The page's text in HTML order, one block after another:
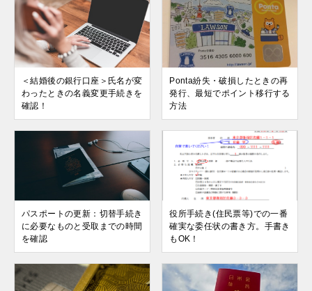
＜結婚後の銀行口座＞氏名が変
わったときの名義変更手続きを
確認！
Ponta紛失・破損したときの再
発行、最短でポイント移行する
方法
パスポートの更新：切替手続き
に必要なものと受取までの時間
を確認
役所手続き(住民票等)での一番
確実な委任状の書き方。手書き
もOK！